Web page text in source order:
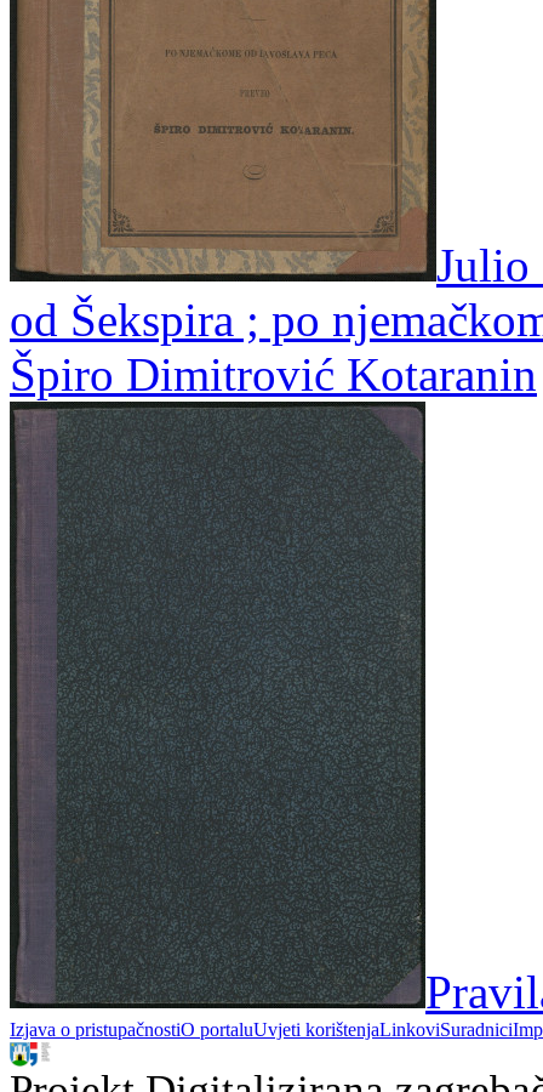
Julio
od Šekspira ; po
Špiro Dimitrović Kotaranin
Izjava o pristupačnostiO portaluUvjeti korištenjaLinkoviSuradnici